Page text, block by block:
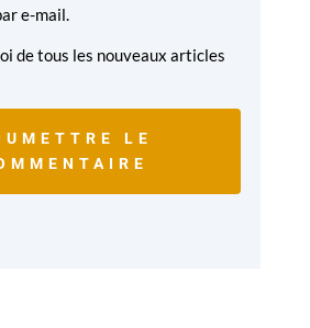
e-mail.
de tous les nouveaux articles
LE